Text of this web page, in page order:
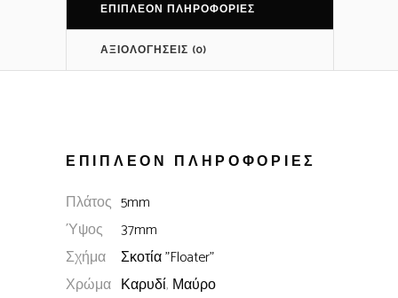
ΕΠΙΠΛΈΟΝ ΠΛΗΡΟΦΟΡΊΕΣ
ΑΞΙΟΛΟΓΉΣΕΙΣ (0)
ΕΠΙΠΛΈΟΝ ΠΛΗΡΟΦΟΡΊΕΣ
Πλάτος 5mm
Ύψος
37mm
Σχήμα
Σκοτία "Floater"
Χρώμα Καρυδί, Μαύρο